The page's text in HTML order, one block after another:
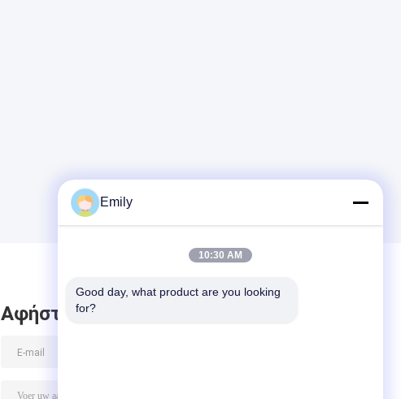
Αφήστε μήνυμα
Emily
10:30 AM
Good day, what product are you looking
for?